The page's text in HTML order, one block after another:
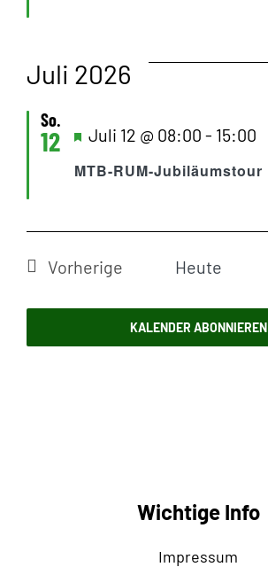
Juli 2026
So.
12
MTB-RUM-Jubiläumstour
Hervorgehoben
Juli 12 @ 08:00 - 15:00
Vorherige
Heute
KALENDER ABONNIEREN
Wichtige Info
Impressum